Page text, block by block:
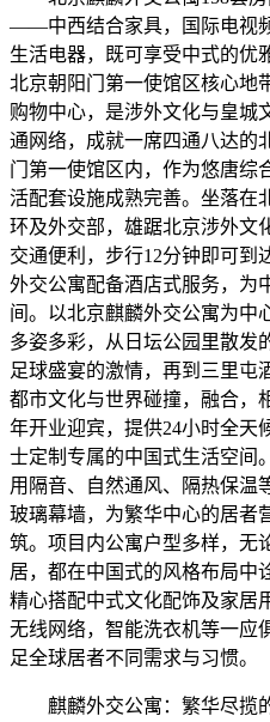
——中西结合家具，国际电视
生活电器，既可享受中式的优
北京朝阳门第一使馆区核心地
购物中心，是涉外文化与皇城
通网络，成就一席四通八达的
门第一使馆区内，作为悠唐综
活配套设施成熟完善。坐落在
环及外交部，雄踞北京涉外文
交通便利，步行12分钟即可到
外交公寓配备酒店式服务，为
间。以北京麒麟外交公寓为中
多姿多彩，从日坛公园里散发
足球盛宴的激情，再到三里屯
都市文化与世界碰撞，融合，
年开业迎宾，提供24小时全天
士定制专属的中国式生活空间
用隔音、自然通风、隔热保温
玻璃幕墙，为繁华中心的居者
筑。项目内公寓户型多样，无
居，都在中国式的风格布局中
精心搭配中式文化配饰及家居
无线网络，智能洗衣机等一应
足全球居者不同需求与习惯。
麒麟外交公寓：繁华尽揽